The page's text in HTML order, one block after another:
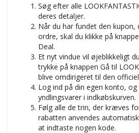
Søg efter alle
deres detaljer.
Når du har fundet den kupon,
ordre, skal du klikke på
Deal.
Et nyt vindue vil øjeblikkeligt
trykke på knappen Gå til
blive omdirigeret til den
Log ind på din egen konto,
yndlingsvarer i indkøbskurven.
Følg alle de trin, der kræves
rabatten anvendes
at indtaste nogen kode.